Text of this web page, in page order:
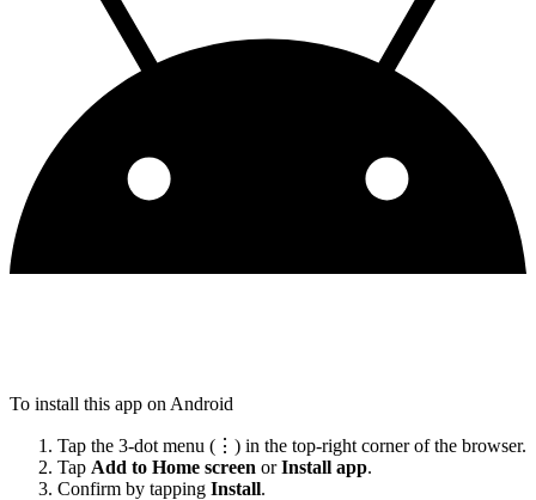
To install this app on Android
Tap the 3-dot menu (⋮) in the top-right corner of the browser.
Tap Add to Home screen orInstall app.
Confirm by tapping Install.